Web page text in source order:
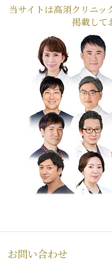
当サイトは高須クリニ
掲載して
お問い合わせ